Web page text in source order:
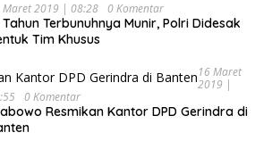
Maret 2019 | 08:28 0 Komentar
Tahun Terbunuhnya Munir, Polri Didesak
Tim Khusus
16 Maret
2019 |
0 Komentar
Resmikan Kantor DPD Gerindra di